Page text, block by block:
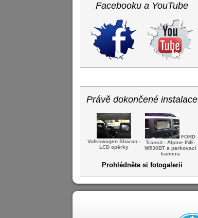
Facebooku a YouTube
Právě dokončené instalace
Volkswagen Sharan -
LCD opěrky
FORD
Transit - Alpine INE-
W530BT a parkovací
kamera
Prohlédněte si fotogalerii